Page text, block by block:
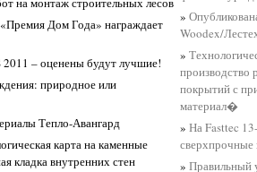
Дом Года» награждает
2011 – оценены будут лучшие!
природное или
Тепло-Авангард
карта на каменные
кладка внутренних стен
»
Woodex/
»
производство
покрытий с
материал�
»На Fasttec
сверхпрочные
»Правильный